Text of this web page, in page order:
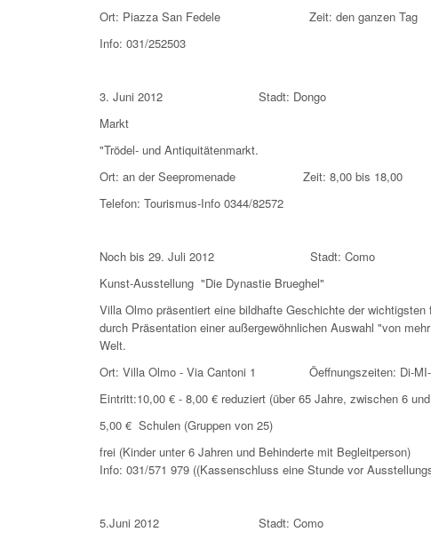
Ort: Piazza San Fedele Zeit: den ganzen Tag
Info: 031/252503
3. Juni 2012 Stadt: Dongo
Markt
"Trödel- und Antiquitätenmarkt.
Ort: an der Seepromenade Zeit: 8,00 bis 18,00
Telefon: Tourismus-Info 0344/82572
Noch bis 29. Juli 2012 Stadt: Como
Kunst-Ausstellung "Die Dynastie Brueghel"
Villa Olmo präsentiert eine bildhafte Geschichte der
durch Präsentation einer außergewöhnlichen Auswahl "von
Welt.
Ort: Villa Olmo - Via Cantoni 1 Öeffnungszeiten: Di-MI-
Eintritt:10,00 € - 8,00 € reduziert (über 65 Jahre, zwischen 6
5,00 € Schulen (Gruppen von 25)
frei (Kinder unter 6 Jahren und Behinderte mit
Info: 031/571 979 ((Kassenschluss eine Stunde vor
5.Juni 2012 Stadt: Como